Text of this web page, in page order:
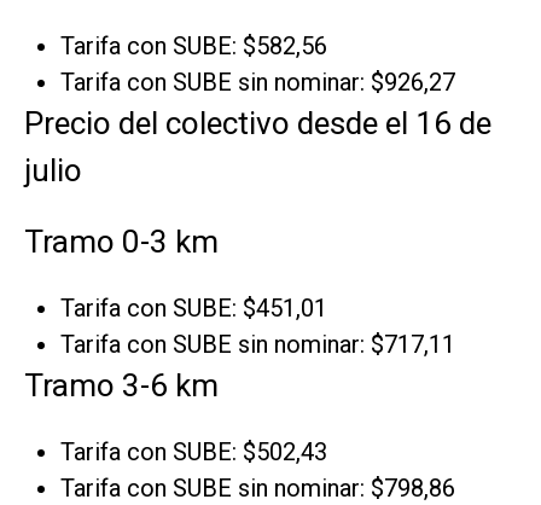
Tarifa con SUBE: $582,56
Tarifa con SUBE sin nominar: $926,27
Precio del colectivo desde el 16 de
julio
Tramo 0-3 km
Tarifa con SUBE: $451,01
Tarifa con SUBE sin nominar: $717,11
Tramo 3-6 km
Tarifa con SUBE: $502,43
Tarifa con SUBE sin nominar: $798,86